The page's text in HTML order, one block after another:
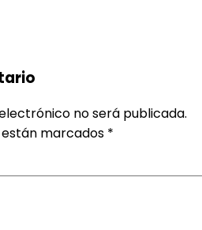
no será publicada.
marcados *